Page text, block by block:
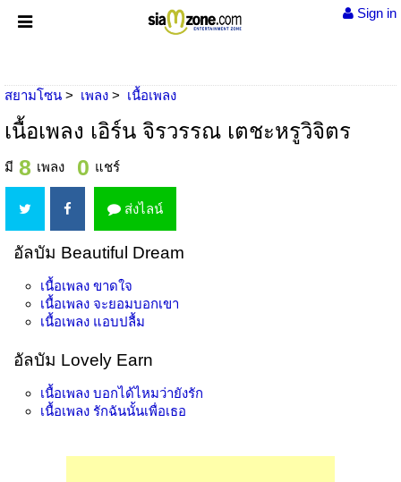
Sign in
สยามโซน เพลง เนื้อเพลง
เนื้อเพลง เอิร์น จิรวรรณ เตชะหรูวิจิตร
มี 8 เพลง 0 แชร์
ส่งไลน์
อัลบัม Beautiful Dream
เนื้อเพลง ขาดใจ
เนื้อเพลง จะยอมบอกเขา
เนื้อเพลง แอบปลื้ม
อัลบัม Lovely Earn
เนื้อเพลง บอกได้ไหมว่ายังรัก
เนื้อเพลง รักฉันนั้นเพื่อเธอ